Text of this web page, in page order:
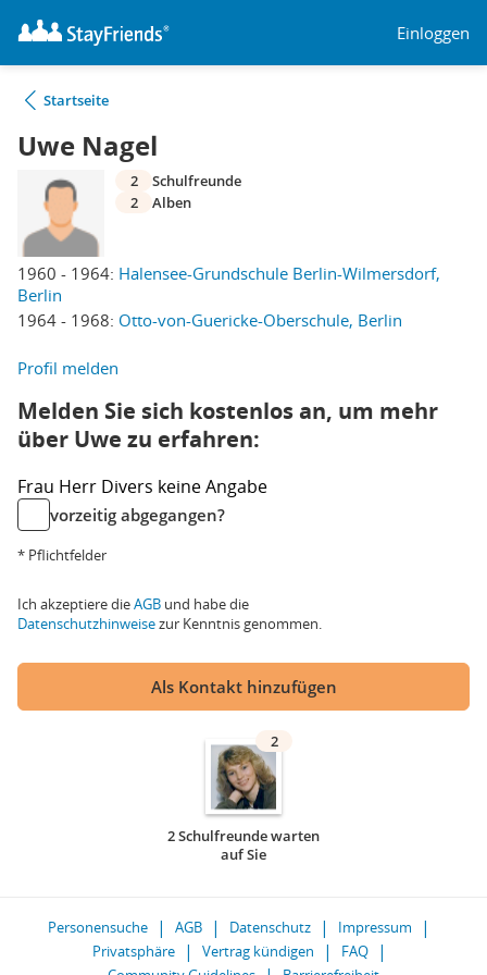
Einloggen
Startseite
Uwe Nagel
1960 - 1964: Halensee-Grundschule Berlin-Wilmersdorf,
Berlin
1964 - 1968: Otto-von-Guericke-Oberschule, Berlin
2
Schulfreunde
2
Alben
Profil melden
Melden Sie sich kostenlos an, um mehr
über Uwe zu erfahren:
Frau Herr Divers keine Angabe
vorzeitig abgegangen?
* Pflichtfelder
Ich akzeptiere dieAGB und habe die
Datenschutzhinweisezur Kenntnis genommen.
Als Kontakt hinzufügen
2
2 Schulfreunde warten
auf Sie
Personensuche AGB Datenschutz
Impressum
Privatsphäre
Vertrag kündigen
FAQ